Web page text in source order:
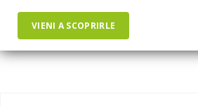
VIENI A SCOPRIRLE